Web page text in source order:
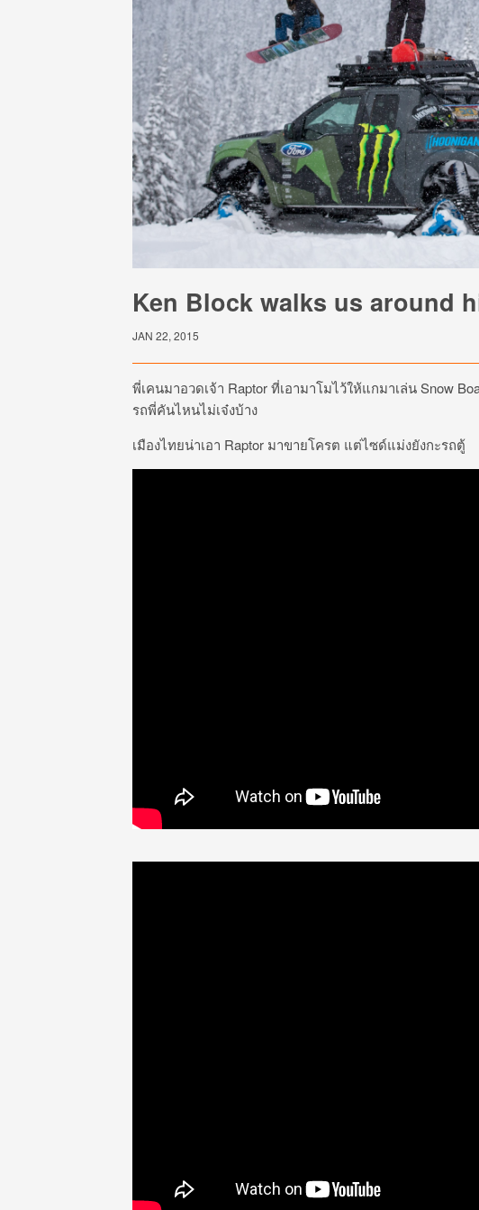
Ken Block walks us around
JAN 22, 2015
พี่เคนมาอวดเจ้า Raptor ที่เอามาโมไว้ให้แกมาเล่น Snow
รถพี่คันไหนไม่เจ๋งบ้าง
เมืองไทยน่าเอา Raptor มาขายโครต แต่ไซด์แม่งยังกะรถตู้